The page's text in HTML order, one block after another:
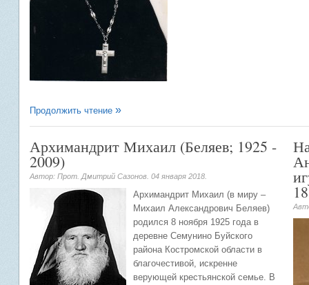
Продолжить чтение
Архимандрит Михаил (Беляев; 1925 -
2009)
Автор: Прот. Дмитрий Сазонов. 04 января 2018
Архимандрит Михаил (в миру –
Михаил Александрович Беляев)
родился 8 ноября 1925 года в
деревне Семунино Буйского
района Костромской области в
благочестивой, искренне
верующей крестьянской семье. В